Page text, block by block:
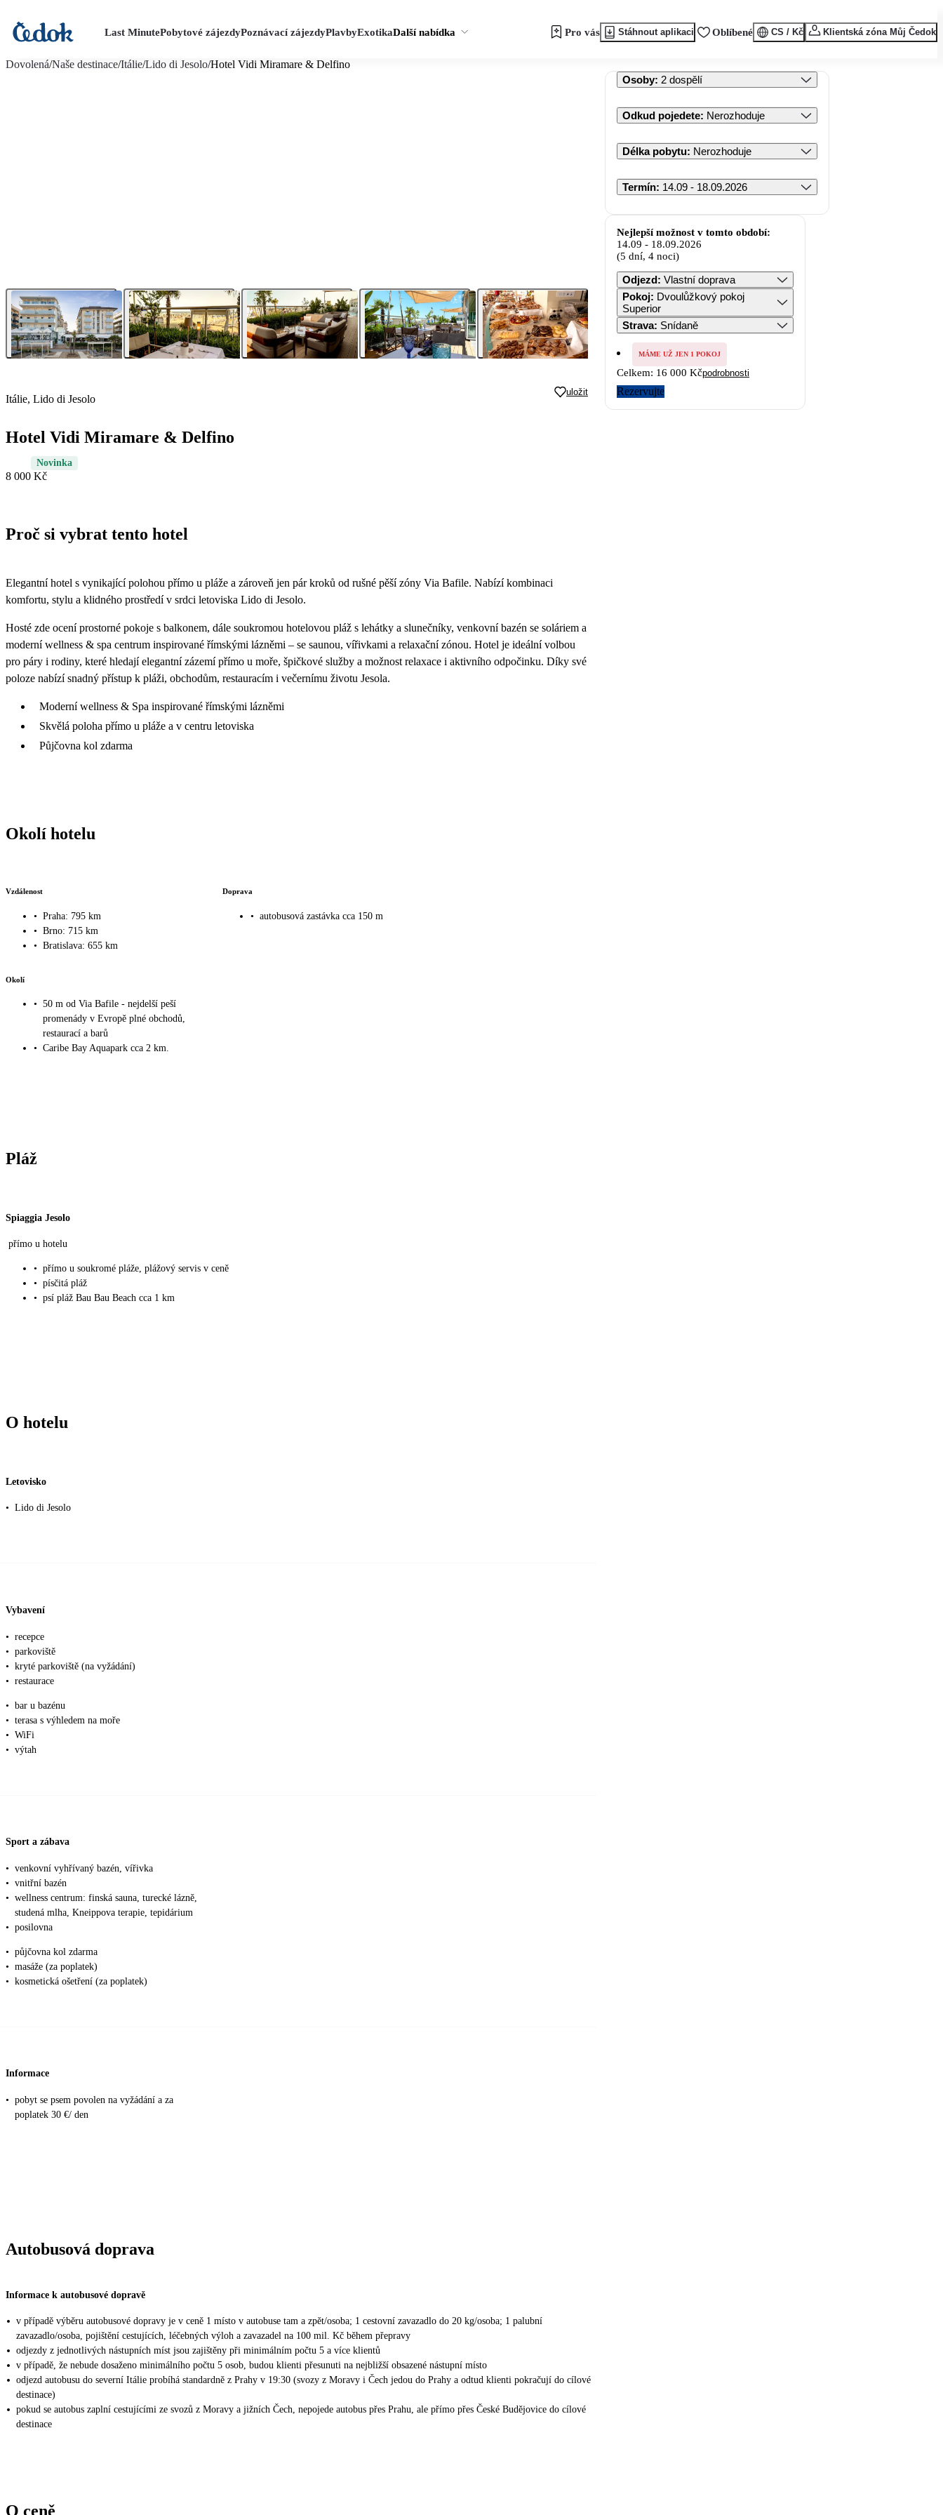
Last MinutePobytové zájezdyPoznávací zájezdyPlavbyExotikaDalší nabídka Pro vás Stáhnout aplikaci Oblíbené CS / Kč Klientská zóna Můj Čedok
Dovolená/Naše destinace/Itálie/Lido di Jesolo/Hotel Vidi Miramare & Delfino
Itálie, Lido di Jesolo
uložit
Hotel Vidi Miramare & Delfino
Novinka
8 000 Kč
Proč si vybrat tento hotel
Elegantní hotel s vynikající polohou přímo u pláže a zároveň jen pár kroků od rušné pěší zóny Via Bafile. Nabízí kombinaci
komfortu, stylu a klidného prostředí v srdci letoviska Lido di Jesolo.
Hosté zde ocení prostorné pokoje s balkonem, dále soukromou hotelovou pláž s lehátky a slunečníky, venkovní bazén se soláriem a
moderní wellness & spa centrum inspirované římskými lázněmi – se saunou, vířivkami a relaxační zónou. Hotel je ideální volbou
pro páry i rodiny, které hledají elegantní zázemí přímo u moře, špičkové služby a možnost relaxace i aktivního odpočinku. Díky své
poloze nabízí snadný přístup k pláži, obchodům, restauracím i večernímu životu Jesola.
Moderní wellness & Spa inspirované římskými lázněmi
Skvělá poloha přímo u pláže a v centru letoviska
Půjčovna kol zdarma
Okolí hotelu
Vzdálenost
• Praha: 795 km
• Brno: 715 km
• Bratislava: 655 km
Doprava
• autobusová zastávka cca 150 m
Okolí
• 50 m od Via Bafile - nejdelší peší
promenády v Evropě plné obchodů,
restaurací a barů
• Caribe Bay Aquapark cca 2 km.
Pláž
Spiaggia Jesolo
přímo u hotelu
• přímo u soukromé pláže, plážový servis v ceně
• písčitá pláž
• psí pláž Bau Bau Beach cca 1 km
O hotelu
Letovisko
• Lido di Jesolo
Vybavení
• recepce
• parkoviště
• kryté parkoviště (na vyžádání)
• restaurace
• bar u bazénu
• terasa s výhledem na moře
• WiFi
• výtah
Sport a zábava
• venkovní vyhřívaný bazén, vířivka
• vnitřní bazén
• wellness centrum: finská sauna, turecké lázně,
studená mlha, Kneippova terapie, tepidárium
• posilovna
• půjčovna kol zdarma
• masáže (za poplatek)
• kosmetická ošetření (za poplatek)
Informace
• pobyt se psem povolen na vyžádání a za
poplatek 30 €/ den
Autobusová doprava
Informace k autobusové dopravě
v případě výběru autobusové dopravy je v ceně 1 místo v autobuse tam a zpět/osoba; 1 cestovní zavazadlo do 20 kg/osoba; 1 palubní
zavazadlo/osoba, pojištění cestujících, léčebných výloh a zavazadel na 100 mil. Kč během přepravy
odjezdy z jednotlivých nástupních míst jsou zajištěny při minimálním počtu 5 a více klientů
v případě, že nebude dosaženo minimálního počtu 5 osob, budou klienti přesunuti na nejbližší obsazené nástupní místo
odjezd autobusu do severní Itálie probíhá standardně z Prahy v 19:30 (svozy z Moravy i Čech jedou do Prahy a odtud klienti pokračují do cílové
destinace)
pokud se autobus zaplní cestujícími ze svozů z Moravy a jižních Čech, nepojede autobus přes Prahu, ale přímo přes České Budějovice do cílové
destinace
O ceně
Osoby: 2 dospělí
Odkud pojedete: Nerozhoduje
Délka pobytu: Nerozhoduje
Termín: 14.09 - 18.09.2026
Nejlepší možnost v tomto období:
14.09 - 18.09.2026
(5 dní, 4 noci)
Odjezd: Vlastní doprava
Pokoj: Dvoulůžkový pokoj
Superior
Strava: Snídaně
MÁME UŽ JEN 1 POKOJ
Celkem: 16 000 Kčpodrobnosti
Rezervujte